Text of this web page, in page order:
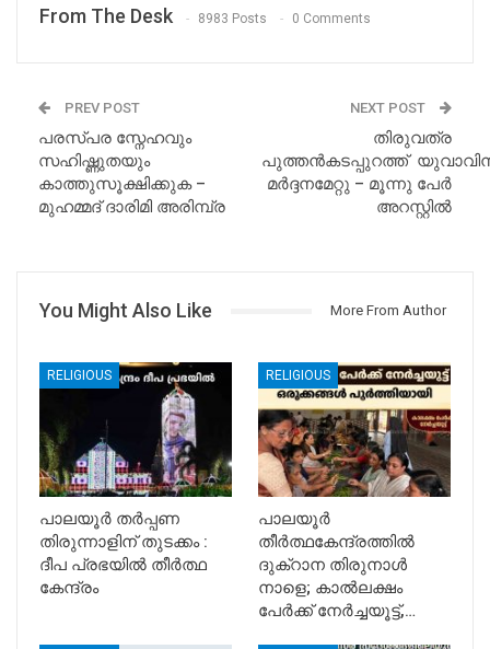
From The Desk 8983 Posts 0 Comments
PREV POST
പരസ്പര സ്നേഹവും
സഹിഷ്ണുതയും
കാത്തുസൂക്ഷിക്കുക –
മുഹമ്മദ് ദാരിമി അരിമ്പ്ര
NEXT POST
തിരുവത്ര
പുത്തൻകടപ്പുറത്ത്
മർദ്ദനമേറ്റു – മൂന്നു പേർ
അറസ്റ്റിൽ
You Might Also Like More From Author
RELIGIOUS
പാലയൂർ തർപ്പണ
തിരുന്നാളിന് തുടക്കം :
ദീപ പ്രഭയിൽ തീർത്ഥ
കേന്ദ്രം
RELIGIOUS
പാലയൂർ
തീർത്ഥകേന്ദ്രത്തിൽ
ദുക്റാന തിരുനാൾ
നാളെ; കാൽലക്ഷം
പേർക്ക് നേർച്ചയൂട്ട്,…